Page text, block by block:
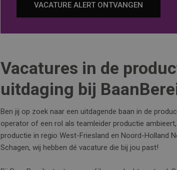
VACATURE ALERT ONTVANGEN
Vacatures in de
uitdaging bij
Ben jij op zoek naar een uitdagende baan in de
operator of een rol als teamleider productie
productie in regio West-Friesland en Noord-Holland
Schagen, wij hebben dé vacature die bij jou past!